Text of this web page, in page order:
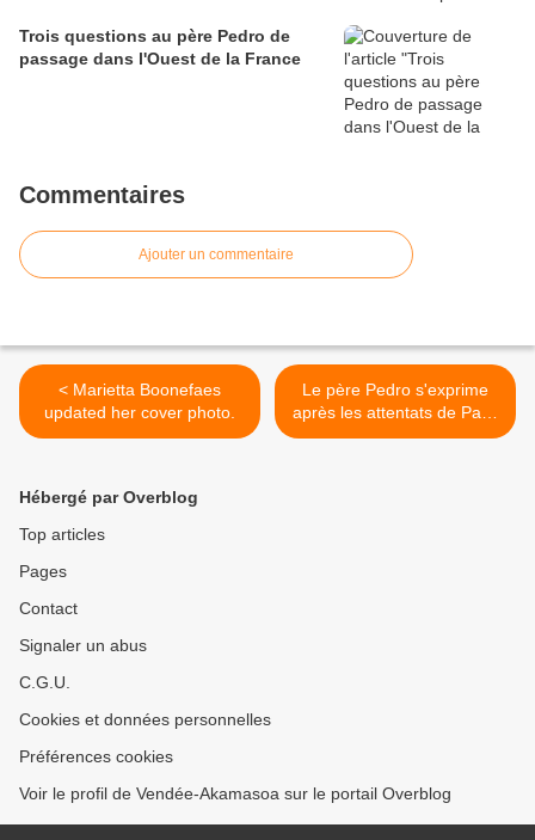
Trois questions au père Pedro de
passage dans l'Ouest de la France
Commentaires
Ajouter un commentaire
< Marietta Boonefaes
updated her cover photo.
Le père Pedro s'exprime
après les attentats de Paris
: "Force et courage !". >
Hébergé par Overblog
Top articles
Pages
Contact
Signaler un abus
C.G.U.
Cookies et données personnelles
Préférences cookies
Voir le profil de Vendée-Akamasoa sur le portail Overblog